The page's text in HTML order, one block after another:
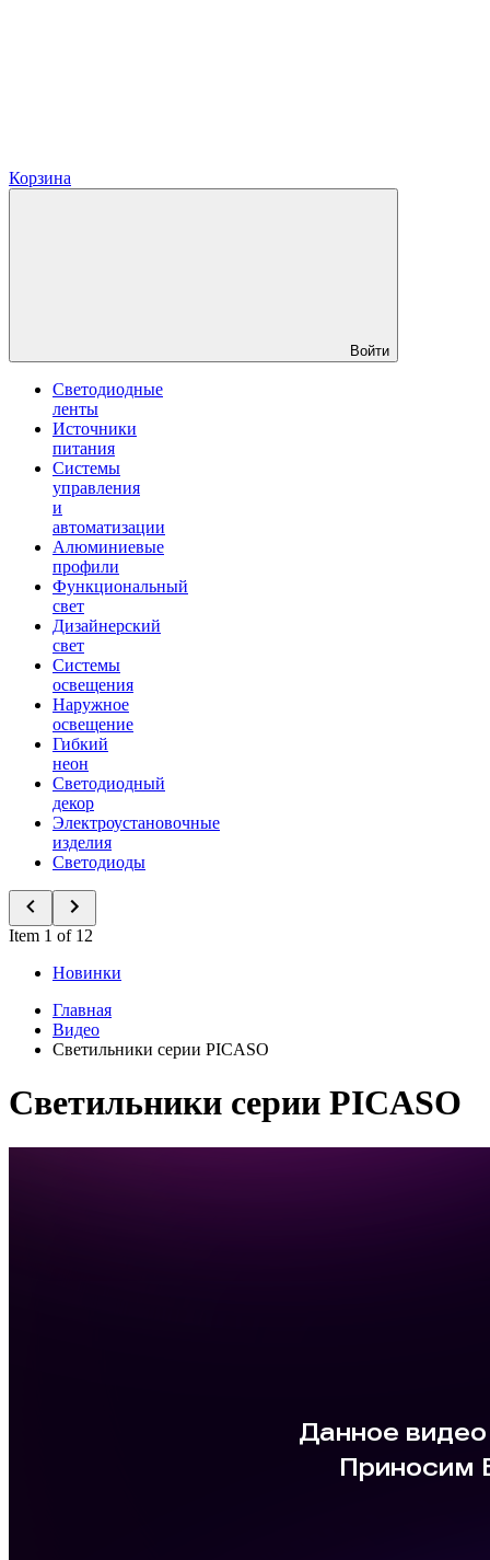
Корзина
Войти
Светодиодные
ленты
Источники
питания
Системы
управления
и
автоматизации
Алюминиевые
профили
Функциональный
свет
Дизайнерский
свет
Системы
освещения
Наружное
освещение
Гибкий
неон
Светодиодный
декор
Электроустановочные
изделия
Светодиоды
Item 1 of 12
Новинки
Главная
Видео
Светильники серии PICASO
Светильники серии PICASO